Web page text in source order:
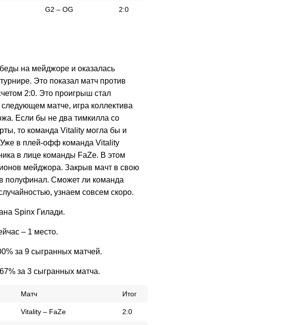
G2 – OG 2:0
на мейджоре и оказалась
Это показал матч против
2:0. Это проигрыш стал
матче, игра коллектива
Если бы не два тимкилла со
то команда Vitality могла бы и
Уже в плей-офф команда Vitality
в лице команды FaZe. В этом
мейджора. Закрыв мачт в свою
полуфинал. Сможет ли команда
узнаем совсем скоро.
Spinx Гилади.
– 1 место.
за 9 сыгранных матчей.
за 3 сыгранных матча.
Матч Итог
Vitality – FaZe 2:0